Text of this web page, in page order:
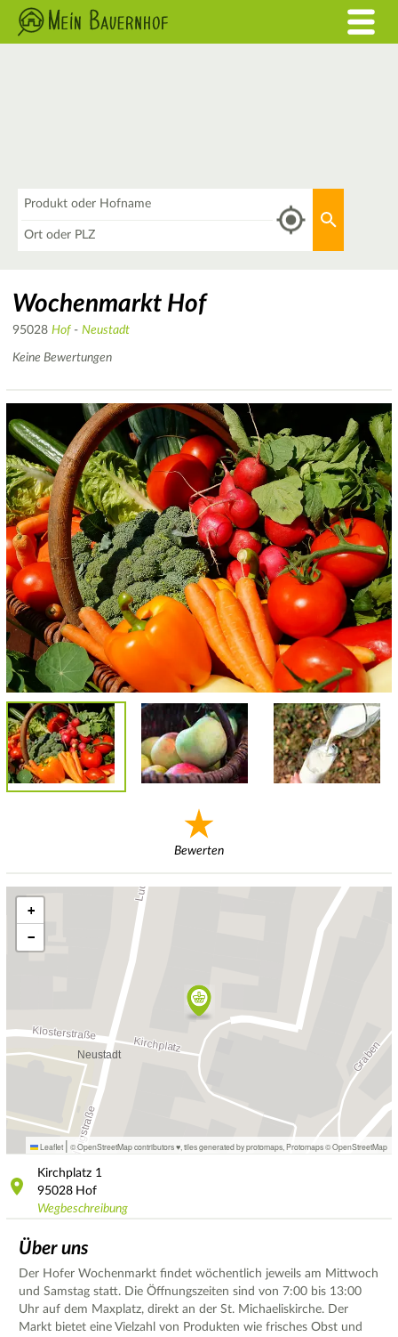
Wochenmarkt Hof
95028 Hof- Neustadt
Keine Bewertungen
Bewerten
+
−
Leaflet | © OpenStreetMap contributors ♥, tiles generated by protomaps Protomaps©OpenStreetMap
Kirchplatz 1
95028 Hof
Wegbeschreibung
Über uns
Der Hofer Wochenmarkt findet wöchentlich jeweils am Mittwoch
und Samstag statt. Die Öffnungszeiten sind von 7:00 bis 13:00
Uhr auf dem Maxplatz, direkt an der St. Michaeliskirche. Der
Markt bietet eine Vielzahl von Produkten wie frisches Obst und